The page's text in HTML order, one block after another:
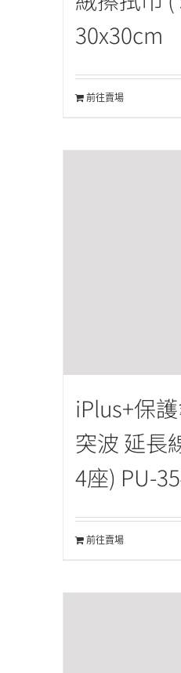
30x30cm
前往賣場
iPlus+保
突波 延長
4座) PU-
前往賣場